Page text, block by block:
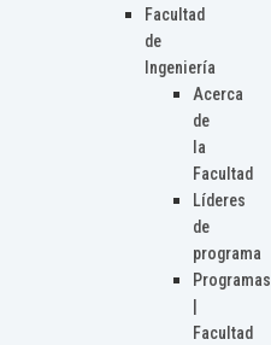
Facultad
de
Ingeniería
Acerca
de
la
Facultad
Líderes
de
programa
Programas
Facultad